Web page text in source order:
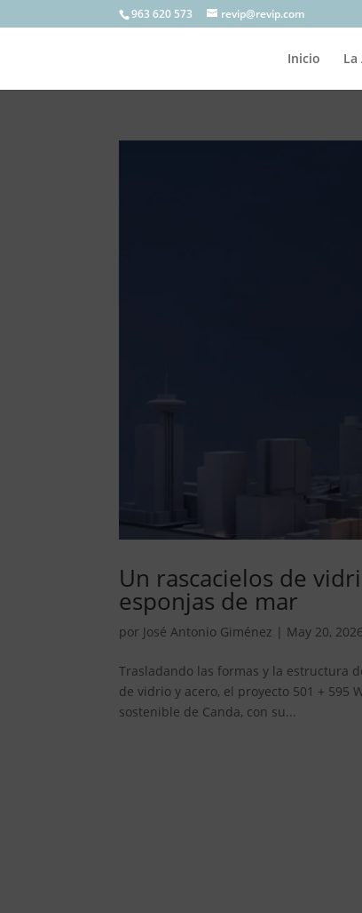
963 620 573 revip@revip.com
Inicio La
Un rascacielos de
esponjas de mar
por José Antonio Giménez | May 20, 2026
Trasladando las formas y la estructura
de vidrio y acero, el proyecto 501 + 595
sostenible de Canda, con su...